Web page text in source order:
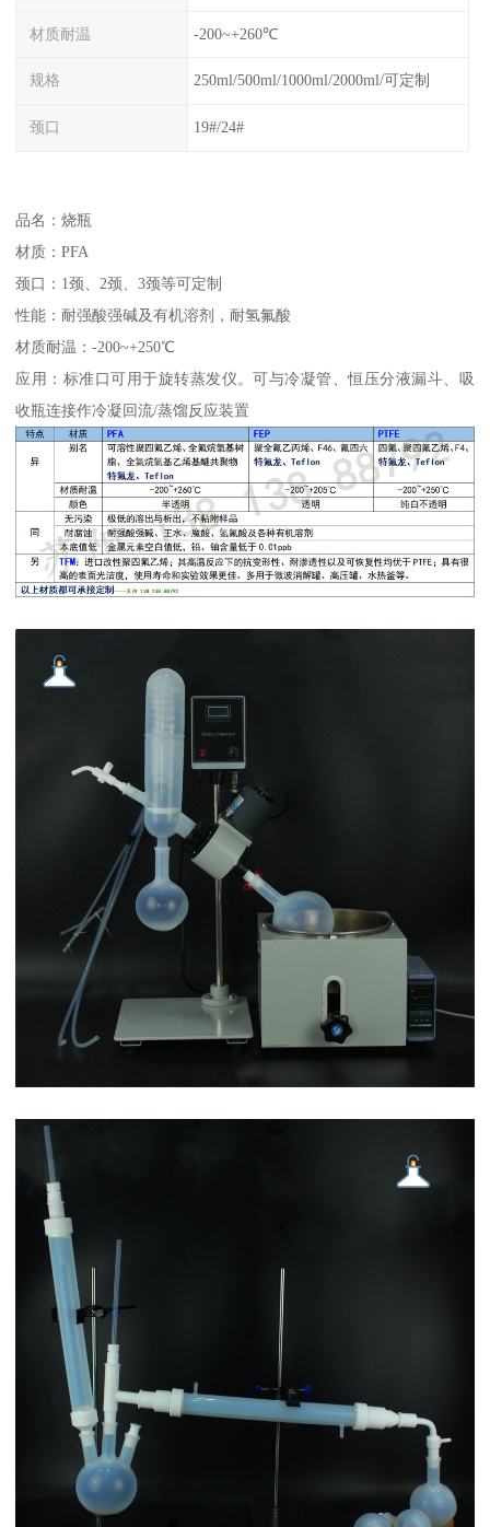
材质耐温 -200~+260℃
规格 250ml/500ml/1000ml/2000ml/可定制
颈口 19#/24#
品名：烧瓶
材质：PFA
颈口：1颈、2颈、3颈等可定制
性能：耐强酸强碱及有机溶剂，耐氢氟酸
材质耐温：-200~+250℃
应用：标准口可用于旋转蒸发仪。可与冷凝管、恒压分液漏斗、吸
收瓶连接作冷凝回流/蒸馏反应装置